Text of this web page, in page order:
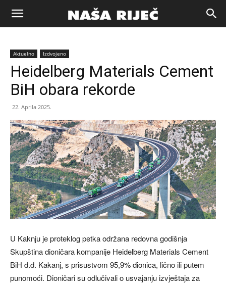
Naša
riječ
Aktuelno Izdvojeno
Heidelberg Materials Cement
BiH obara rekorde
22. Aprila 2025.
U Kaknju je proteklog petka održana redovna godišnja
Skupština dioničara kompanije Heidelberg Materials Cement
BiH d.d. Kakanj, s prisustvom 95,9% dionica, lično ili putem
punomoći. Dioničari su odlučivali o usvajanju izvještaja za